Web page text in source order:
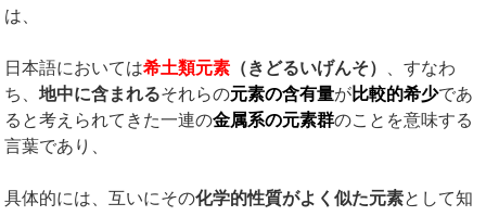
は、
日本語においては希土類元素 （きどるいげんそ）
、すなわ
ち、地中に含まれるそれらの元素の含有量が比較的希少であ
ると考えられてきた一連の金属系の元素群のことを意味する
言葉であり、
具体的には、互いにその化学的性質がよく似た元素として知